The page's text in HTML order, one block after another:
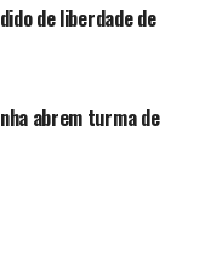
base para o
estudantes e
instituições
lista, o
de liberdade de
abrem turma de